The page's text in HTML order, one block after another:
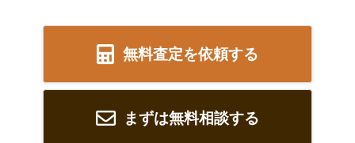
無料査定を依頼する
まずは無料相談する